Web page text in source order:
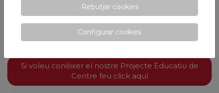
Si voleu conèixer el nostre Projecte Educatiu de
Centre feu click aquí
Rebutjar cookies
Configurar cookies